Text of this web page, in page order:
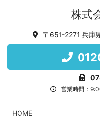
株式
〒651-2271 兵庫
営業時間：
HOME